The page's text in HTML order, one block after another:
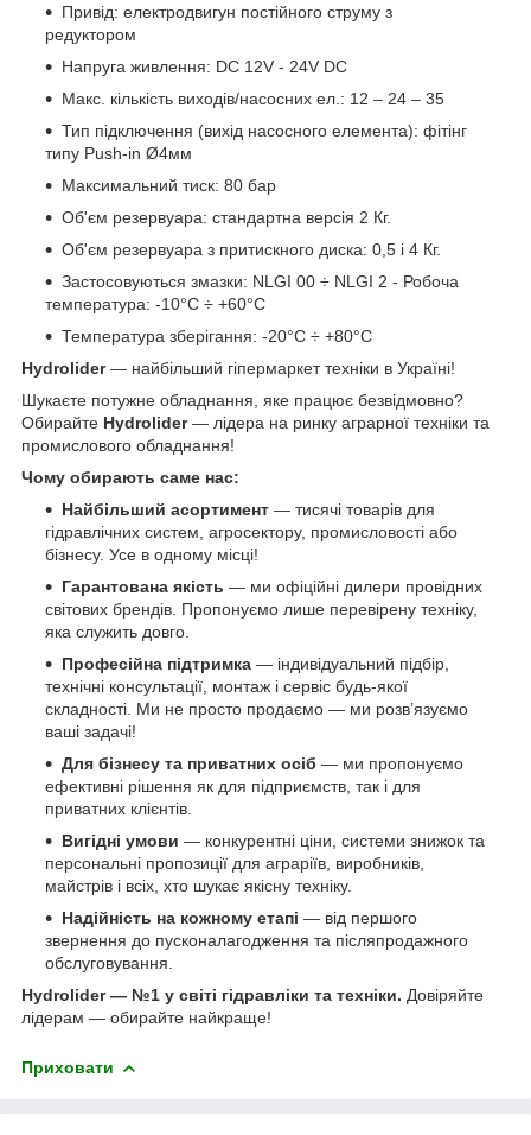
Привід: електродвигун постійного струму з
редуктором
Напруга живлення: DC 12V - 24V DC
Макс. кількість виходів/насосних ел.: 12 – 24 – 35
Тип підключення (вихід насосного елемента): фітінг
типу Push-in Ø4мм
Максимальний тиск: 80 бар
Об'єм резервуара: стандартна версія 2 Кг.
Об'єм резервуара з притискного диска: 0,5 і 4 Кг.
Застосовуються змазки: NLGI 00 ÷ NLGI 2 - Робоча
температура: -10°C ÷ +60°C
Температура зберігання: -20°C ÷ +80°C
Hydrolider— найбільший гіпермаркет техніки в Україні!
Шукаєте потужне обладнання, яке працює безвідмовно?
Обирайте Hydrolider— лідера на ринку аграрної техніки та
промислового обладнання!
Чому обирають саме нас:
Найбільший асортимент — тисячі товарів для
гідравлічних систем, агросектору, промисловості або
бізнесу. Усе в одному місці!
Гарантована якість — ми офіційні дилери провідних
світових брендів. Пропонуємо лише перевірену техніку,
яка служить довго.
Професійна підтримка — індивідуальний підбір,
технічні консультації, монтаж і сервіс будь-якої
складності. Ми не просто продаємо — ми розв’язуємо
ваші задачі!
Для бізнесу та приватних осіб — ми пропонуємо
ефективні рішення як для підприємств, так і для
приватних клієнтів.
Вигідні умови — конкурентні ціни, системи знижок та
персональні пропозиції для аграріїв, виробників,
майстрів і всіх, хто шукає якісну техніку.
Надійність на кожному етапі — від першого
звернення до пусконалагодження та післяпродажного
обслуговування.
Hydrolider — №1 у світі гідравліки та техніки. Довіряйте
лідерам — обирайте найкраще!
Приховати